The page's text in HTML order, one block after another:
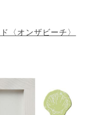
〈オンザビーチ〉